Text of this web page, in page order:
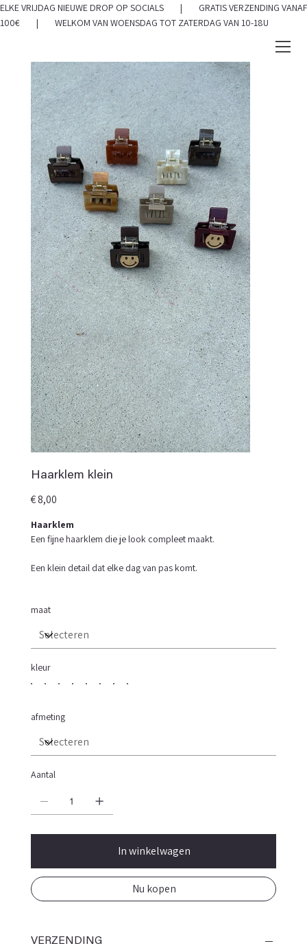
ELKE VRIJDAG NIEUWE DROP OP SOCIALS | GRATIS VERZENDING VANAF
100€ | WELKOM VAN WOENSDAG TOT ZATERDAG VAN 10-18U
Haarklem klein
Prijs
€ 8,00
Haarklem
Een fijne haarklem die je look compleet maakt.
Een klein detail dat elke dag van pas komt.
maat
kleur
afmeting
Aantal
In winkelwagen
Nu kopen
VERZENDING